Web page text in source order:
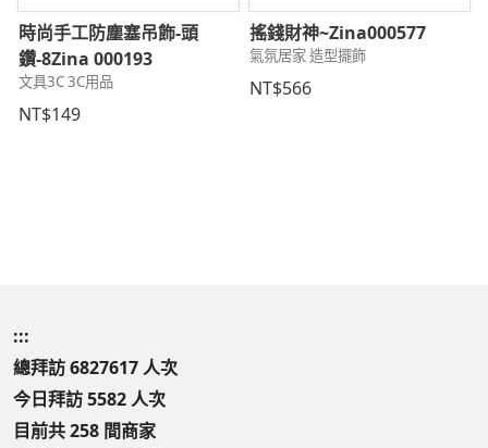
時尚手工防塵塞吊飾-頭
鑽-8Zina 000193
文具3C 3C用品
NT$149
搖錢財神~Zina000577
氣氛居家 造型擺飾
NT$566
:::
總拜訪 6827617 人次
今日拜訪 5582 人次
目前共 258 間商家